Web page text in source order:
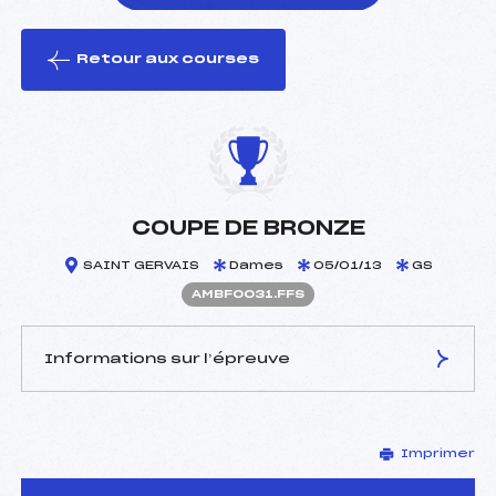
le ski
Retour aux courses
COUPE DE BRONZE
SAINT GERVAIS Dames 05/01/13 GS
AMBF0031.FFS
Informations sur l’épreuve
DUMAX BAUDRON
DANIELE (MB)
Imprimer